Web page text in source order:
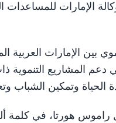
الإمارات
بين الإمارات
المشاريع التنموية
وتمكين الشباب
هورتا، في كلمة